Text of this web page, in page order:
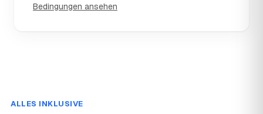
Bedingungen ansehen
ALLES INKLUSIVE